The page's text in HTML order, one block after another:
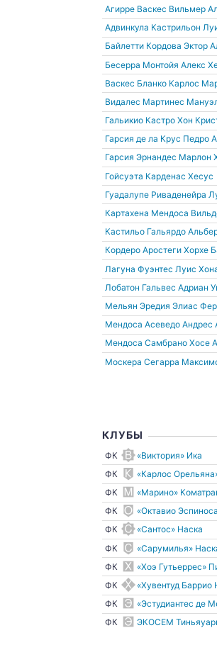
Агирре Васкес Вильмер
Адвинкула Кастрильон
Байлетти Кордова Эктор
Бесерра Монтойя Алекс
Васкес Бланко Карлос
Видалес Мартинес
Гальикио Кастро Хон
Гарсия де ла Крус Педро
Гарсия Эрнандес Марлон
Гойсуэта Карденас Хесус
Гуадалупе Риваденейра
Картахена Мендоса
Кастильо Гальярдо
Кордеро Аростеги Хорхе
Лагуна Фуэнтес Луис
Лобатон Гальвес Адриан
Мельян Эредия Элиас
Мендоса Асеведо Андрес
Мендоса Самбрано Хосе
Москера Сегарра
КЛУБЫ
ФК
«Виктория» Ика
ФК
«Карлос
ФК
«Марино»
ФК
«Октавио
ФК
«Сантос» Наска
ФК
«Сарумилья»
ФК
«Хоэ Гутьеррес»
ФК
«Хувентуд Баррио
ФК
«Эстудиантес де
ФК
ЭКОСЕМ